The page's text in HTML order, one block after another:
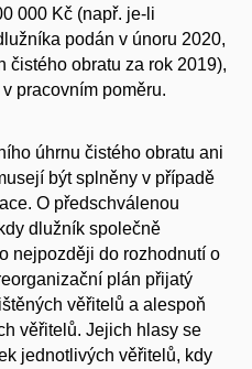
000 Kč (např. je-li
podán v únoru 2020,
čistého obratu za rok 2019),
pracovním poměru.
úhrnu čistého obratu ani
být splněny v případě
O předschválenou
dlužník společně
nejpozději do rozhodnutí o
plán přijatý
věřitelů a alespoň
věřitelů. Jejich hlasy se
jednotlivých věřitelů, kdy